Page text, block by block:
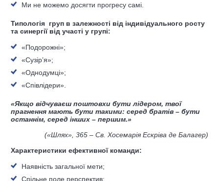
Ми не можемо досягти прогресу самі.
Типологія груп в залежності від індивідуального росту
та синергії від участі у групі:
«Подорожні»;
«Сузір’я»;
«Однодумці»;
«Співлідери».
«Якщо відчуваєш поштовхи бути лідером, твої
прагнення мають бути такими: серед братів – бути
останнім, серед інших – першим.»
(«Шлях», 365 – Св. Хосемарія Ескріва де Балагер)
Характеристики ефективної команди:
Наявність загальної мети;
Спільне поле перспектив;